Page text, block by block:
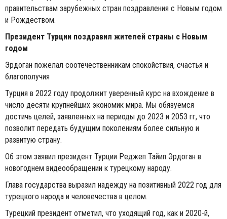
правительствам зарубежных стран поздравления с Новым годом
и Рождеством.
Президент Турции поздравил жителей страны с Новым
годом
Эрдоган пожелал соотечественникам спокойствия, счастья и
благополучия
Турция в 2022 году продолжит уверенный курс на вхождение в
число десяти крупнейших экономик мира. Мы обязуемся
достичь целей, заявленных на периоды до 2023 и 2053 гг, что
позволит передать будущим поколениям более сильную и
развитую страну.
Об этом заявил президент Турции Реджеп Тайип Эрдоган в
новогоднем видеообращении к турецкому народу.
Глава государства выразил надежду на позитивный 2022 год для
турецкого народа и человечества в целом.
Турецкий президент отметил, что уходящий год, как и 2020-й,